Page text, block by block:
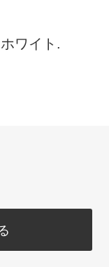
ワイト.